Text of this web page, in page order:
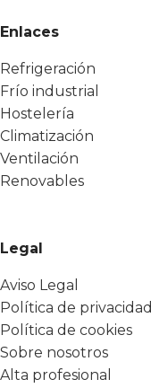
Enlaces
Refrigeración
Frío industrial
Hostelería
Climatización
Ventilación
Renovables
Legal
Aviso Legal
Política de privacidad
Política de cookies
Sobre nosotros
Alta profesional